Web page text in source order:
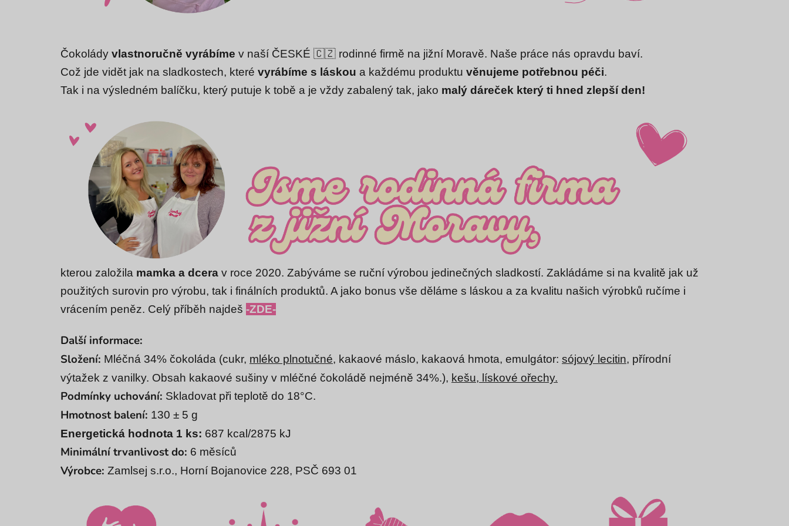
Čokolády vlastnoručně vyrábíme v naší ČESKÉ 🇨🇿 rodinné firmě na jižní Moravě. Naše práce nás opravdu baví.
Což jde vidět jak na sladkostech, které vyrábíme s láskou a každému produktu věnujeme potřebnou péči.
Tak i na výsledném balíčku, který putuje k tobě a je vždy zabalený tak, jako malý dáreček který ti hned zlepší den!
kterou založila mamka a dcera v roce 2020. Zabýváme se ruční výrobou jedinečných sladkostí. Zakládáme si na kvalitě jak už
použitých surovin pro výrobu, tak i finálních produktů. A jako bonus vše děláme s láskou a za kvalitu našich výrobků ručíme i
vrácením peněz. Celý příběh najdeš -ZDE-
Další informace:
Složení: Mléčná 34% čokoláda (cukr, mléko plnotučné, kakaové máslo, kakaová hmota, emulgátor: sójový lecitin, přírodní
výtažek z vanilky. Obsah kakaové sušiny v mléčné čokoládě nejméně 34%.), kešu, lískové ořechy.
Podmínky uchování: Skladovat při teplotě do 18°C.
Hmotnost balení: 130 ± 5 g
Energetická hodnota 1 ks: 687 kcal/2875 kJ
Minimální trvanlivost do: 6 měsíců
Výrobce: Zamlsej s.r.o., Horní Bojanovice 228, PSČ 693 01